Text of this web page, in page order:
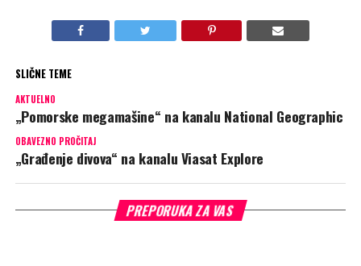
SLIČNE TEME
AKTUELNO
„Pomorske megamašine“ na kanalu National Geographic
OBAVEZNO PROČITAJ
„Građenje divova“ na kanalu Viasat Explore
PREPORUKA ZA VAS